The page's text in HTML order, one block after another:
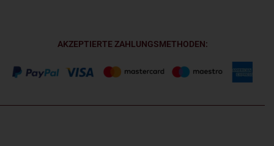
AKZEPTIERTE ZAHLUNGSMETHODEN: